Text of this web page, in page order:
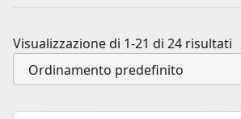
Visualizzazione di 1-21 di 24 risultati